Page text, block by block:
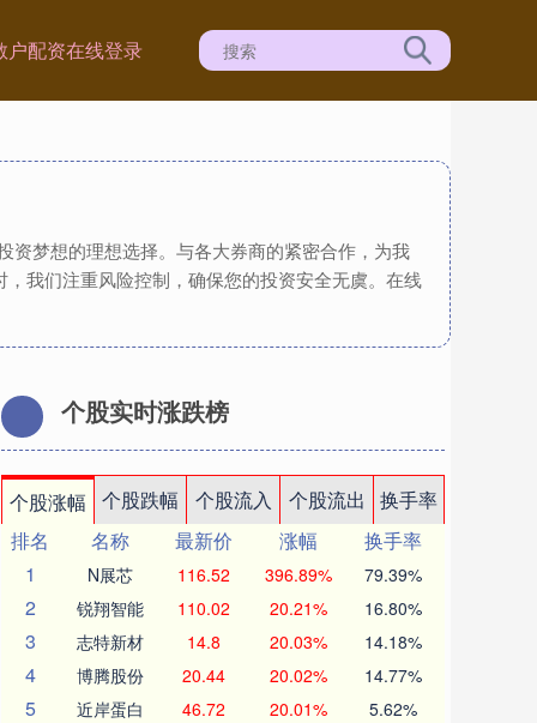
户配资在线登录
资梦想的理想选择。与各大券商的紧密合作，为我
我们注重风险控制，确保您的投资安全无虞。在线
个股实时涨跌榜
个股涨幅 个股跌幅 个股流入 个股流出
换手率
排名
名称 最新价 涨幅
换手率
1
N展芯 116.52 396.89% 79.39%
2 锐翔智能 110.02 20.21% 16.80%
3 志特新材 14.8 20.03% 14.18%
4 博腾股份 20.44 20.02% 14.77%
5 近岸蛋白 46.72 20.01% 5.62%